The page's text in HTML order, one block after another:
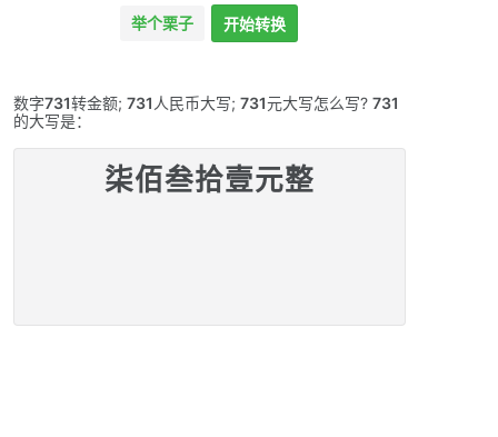
举个栗子 开始转换
数字731转金额; 731 人民币大写; 731元大写怎么写? 731
的大写是：
柒佰叁拾壹元整